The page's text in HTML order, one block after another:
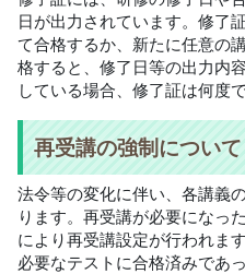
日が出力されています。修了
て合格するか、新たに任意の
格すると、修了日等の出力内
している場合、修了証は何度
再受講の強制について
法令等の変化に伴い、各講義
ります。再受講が必要になっ
により再受講設定が行われま
必要なテストに合格済みであ